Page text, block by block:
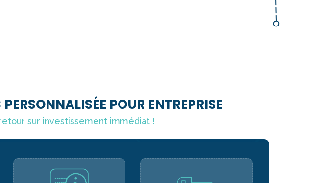
POUR ENTREPRISE
sur investissement immédiat !